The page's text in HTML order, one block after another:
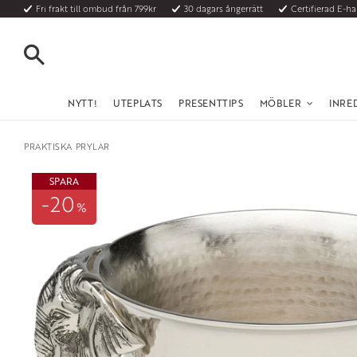
Fri frakt till ombud från 799kr 30 dagars ångerrätt Certifierad E-
NYTT! UTEPLATS PRESENTTIPS MÖBLER
PRAKTISKA PRYLAR
SPARA
20%